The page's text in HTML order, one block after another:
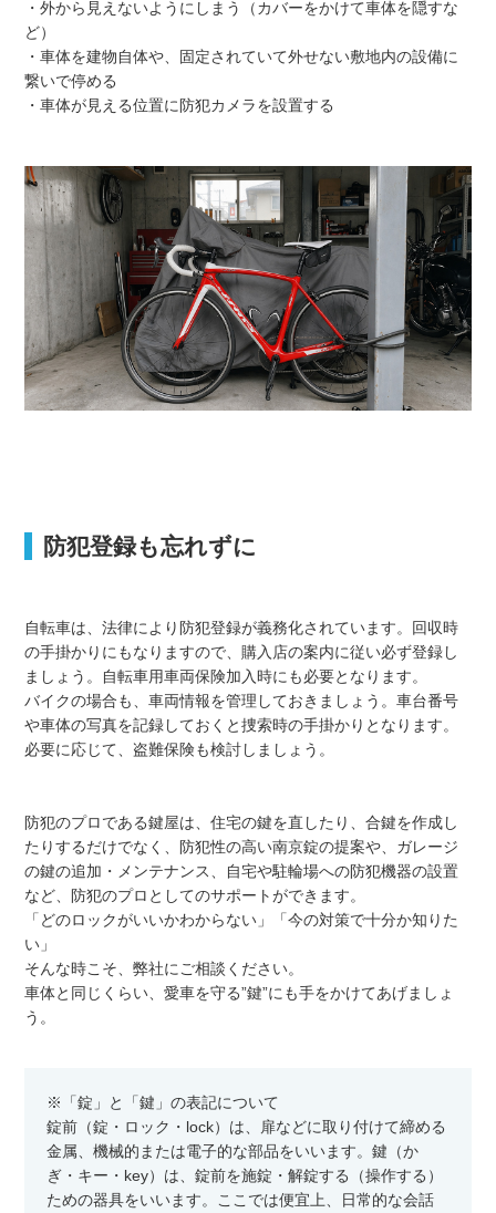
・外から見えないようにしまう（カバーをかけて車体を隠すな
ど）
・車体を建物自体や、固定されていて外せない敷地内の設備に
繋いで停める
・車体が見える位置に防犯カメラを設置する
防犯登録も忘れずに
自転車は、法律により防犯登録が義務化されています。回収時
の手掛かりにもなりますので、購入店の案内に従い必ず登録し
ましょう。自転車用車両保険加入時にも必要となります。
バイクの場合も、車両情報を管理しておきましょう。車台番号
や車体の写真を記録しておくと捜索時の手掛かりとなります。
必要に応じて、盗難保険も検討しましょう。
防犯のプロである鍵屋は、住宅の鍵を直したり、合鍵を作成し
たりするだけでなく、防犯性の高い南京錠の提案や、ガレージ
の鍵の追加・メンテナンス、自宅や駐輪場への防犯機器の設置
など、防犯のプロとしてのサポートができます。
「どのロックがいいかわからない」「今の対策で十分か知りた
い」
そんな時こそ、弊社にご相談ください。
車体と同じくらい、愛車を守る”鍵”にも手をかけてあげましょ
う。
※「錠」と「鍵」の表記について
錠前（錠・ロック・lock）は、扉などに取り付けて締める
金属、機械的または電子的な部品をいいます。鍵（か
ぎ・キー・key）は、錠前を施錠・解錠する（操作する）
ための器具をいいます。ここでは便宜上、日常的な会話